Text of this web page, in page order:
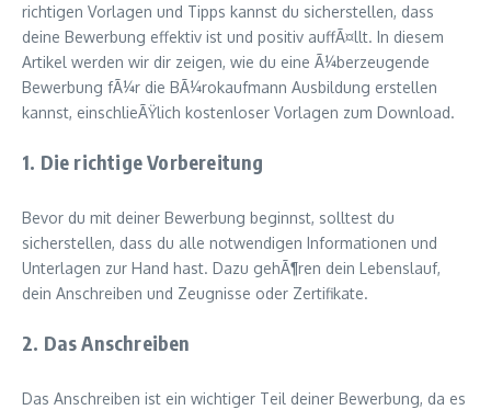
richtigen Vorlagen und Tipps kannst du sicherstellen, dass
deine Bewerbung effektiv ist und positiv auffÃ¤llt. In diesem
Artikel werden wir dir zeigen, wie du eine Ã¼berzeugende
Bewerbung fÃ¼r die BÃ¼rokaufmann Ausbildung erstellen
kannst, einschlieÃŸlich kostenloser Vorlagen zum Download.
1. Die richtige Vorbereitung
Bevor du mit deiner Bewerbung beginnst, solltest du
sicherstellen, dass du alle notwendigen Informationen und
Unterlagen zur Hand hast. Dazu gehÃ¶ren dein Lebenslauf,
dein Anschreiben und Zeugnisse oder Zertifikate.
2. Das Anschreiben
Das Anschreiben ist ein wichtiger Teil deiner Bewerbung, da es